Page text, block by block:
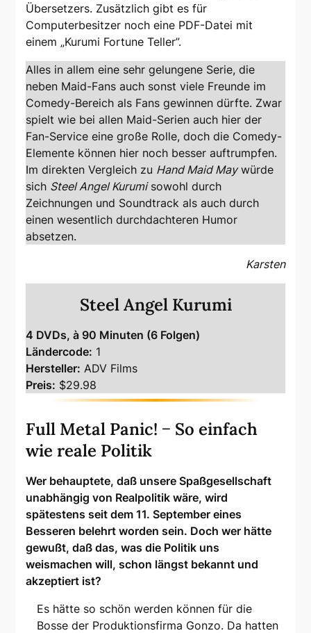
Übersetzers. Zusätzlich gibt es für
Computerbesitzer noch eine PDF-Datei mit
einem „Kurumi Fortune Teller”.
Alles in allem eine sehr gelungene Serie, die
neben Maid-Fans auch sonst viele Freunde im
Comedy-Bereich als Fans gewinnen dürfte. Zwar
spielt wie bei allen Maid-Serien auch hier der
Fan-Service eine große Rolle, doch die Comedy-
Elemente können hier noch besser auftrumpfen.
Im direkten Vergleich zu Hand Maid Maywürde
sich Steel Angel Kurumisowohl durch
Zeichnungen und Soundtrack als auch durch
einen wesentlich durchdachteren Humor
absetzen.
Karsten
Steel Angel Kurumi
4 DVDs, à 90 Minuten (6 Folgen)
Ländercode: 1
Hersteller: ADV Films
Preis: $29.98
Full Metal Panic! − So einfach
wie reale Politik
Wer behauptete, daß unsere Spaßgesellschaft
unabhängig von Realpolitik wäre, wird
spätestens seit dem 11. September eines
Besseren belehrt worden sein. Doch wer hätte
gewußt, daß das, was die Politik uns
weismachen will, schon längst bekannt und
akzeptiert ist?
Es hätte so schön werden können für die
Bosse der Produktionsfirma Gonzo. Da hatten